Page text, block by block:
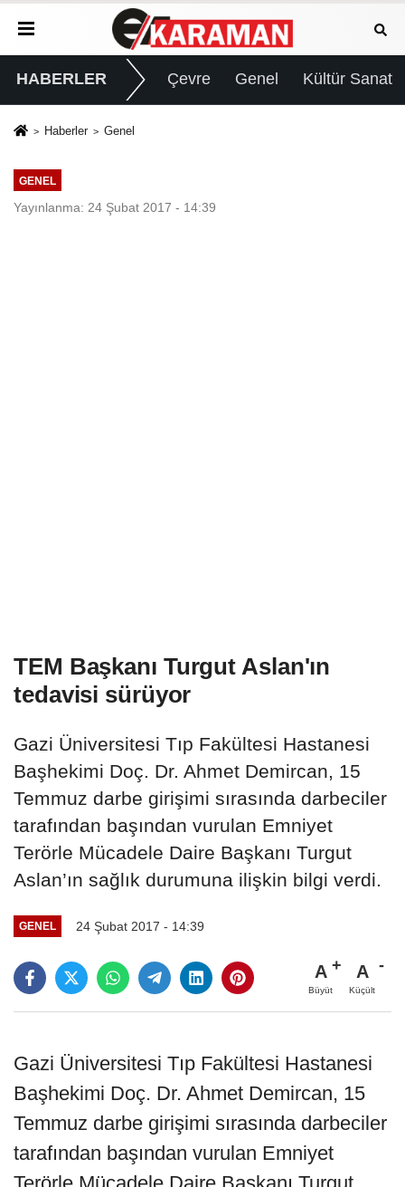
HABERLER Çevre Genel Kültür Sanat
Haberler Genel
GENEL
Yayınlanma: 24 Şubat 2017 - 14:39
TEM Başkanı Turgut Aslan'ın
tedavisi sürüyor
Gazi Üniversitesi Tıp Fakültesi Hastanesi
Başhekimi Doç. Dr. Ahmet Demircan, 15
Temmuz darbe girişimi sırasında darbeciler
tarafından başından vurulan Emniyet
Terörle Mücadele Daire Başkanı Turgut
Aslan’ın sağlık durumuna ilişkin bilgi verdi.
GENEL 24 Şubat 2017 - 14:39
A
Büyüt
A
Küçült
Gazi Üniversitesi Tıp Fakültesi Hastanesi
Başhekimi Doç. Dr. Ahmet Demircan, 15
Temmuz darbe girişimi sırasında darbeciler
tarafından başından vurulan Emniyet